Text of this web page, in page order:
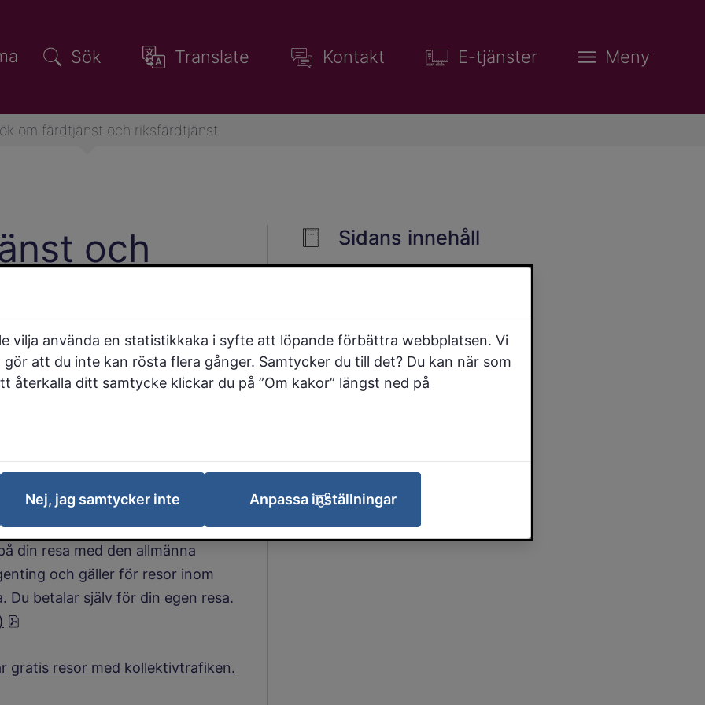
Sök Translate Kontakt E-tjänster Meny
om färdtjänst och riksfärdtjänst
och
dig på egen hand eller
färdtjänst.
du även läsa mer om bland
möjlighet att ta
din resa med den allmänna
och gäller för resor inom
Du betalar själv för din egen resa.
gratis resor med kollektivtrafiken.
Sidans innehåll
vilja använda en statistikkaka i syfte att löpande förbättra webbplatsen. Vi
att du inte kan rösta flera gånger. Samtycker du till det? Du kan när som
återkalla ditt samtycke klickar du på ”Om kakor” längst ned på
Nej, jag samtycker inte Anpassa inställningar